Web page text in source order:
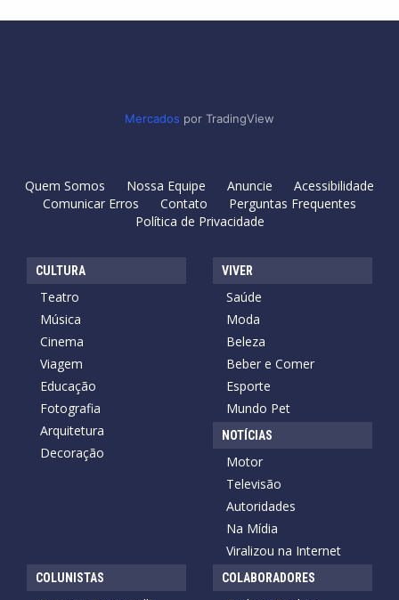
Mercados por TradingView
Quem Somos Nossa Equipe Anuncie
Acessibilidade
Comunicar Erros
Contato
Perguntas Frequentes
Política de Privacidade
CULTURA
Teatro
Música
Cinema
Viagem
Educação
Fotografia
Arquitetura
Decoração
VIVER
Saúde
Moda
Beleza
Beber e Comer
Esporte
Mundo Pet
NOTÍCIAS
Motor
Televisão
Autoridades
Na Mídia
Viralizou na Internet
COLUNISTAS COLABORADORES